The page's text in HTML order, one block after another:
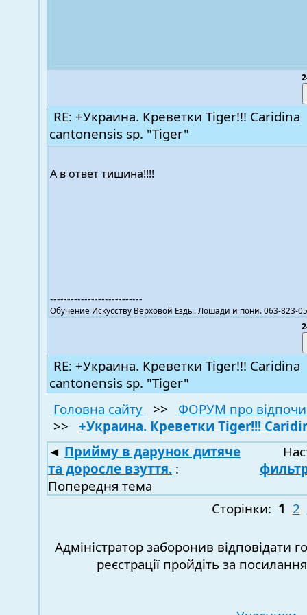
RE: +Украина. Креветки Tiger!!! Caridina
cantonensis sp. "Tiger"
А в ответ тишина!!!!
---------------------------
Обучение Искусству Верховой Езды. Лошади и пони. 063-823-
RE: +Украина. Креветки Tiger!!! Caridina
cantonensis sp. "Tiger"
Головна сайту
>> ФОРУМ про
>> +Украина. Креветки Tiger!!!
◄ Прийму в дарунок дитяче
та доросле взуття. :
Попередня тема
Сторінки: 1 2
Адміністратор заборонив відповідати
реєстрації пройдіть за